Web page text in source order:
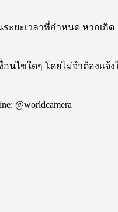
ะยะเวลาที่กำหนด หากเกิด
นไขใดๆ โดยไม่จำต้องแจ้ง
@worldcamera